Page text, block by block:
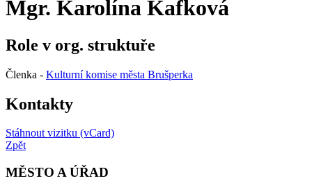
Mgr. Karolína Kafková
Role v org. struktuře
Členka - Kulturní komise města Brušperka
Kontakty
Stáhnout vizitku (vCard)
Zpět
MĚSTO A ÚŘAD